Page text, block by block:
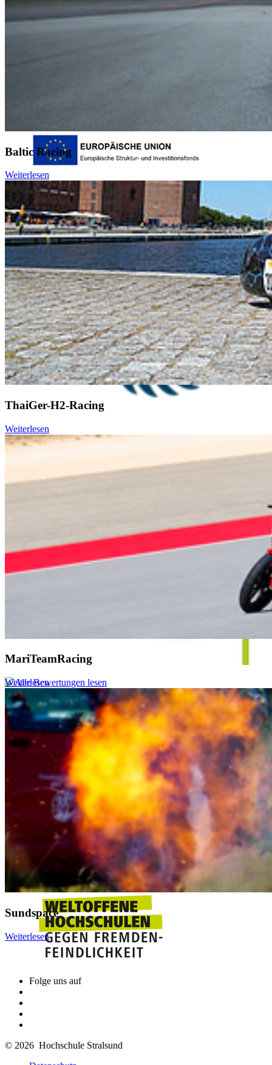
Baltic Racing
Weiterlesen
ThaiGer-H2-Racing
Weiterlesen
MariTeamRacing
Weiterlesen
Sundspace
Weiterlesen
Dienstleistungsportal "e-HOST"
Folge uns auf
© 2026 Hochschule Stralsund